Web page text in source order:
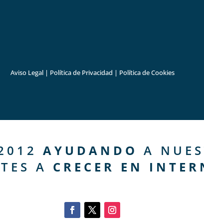
Aviso Legal| Política de Privacidad | Política de Cookies
AYUDANDO A
A CRECER EN